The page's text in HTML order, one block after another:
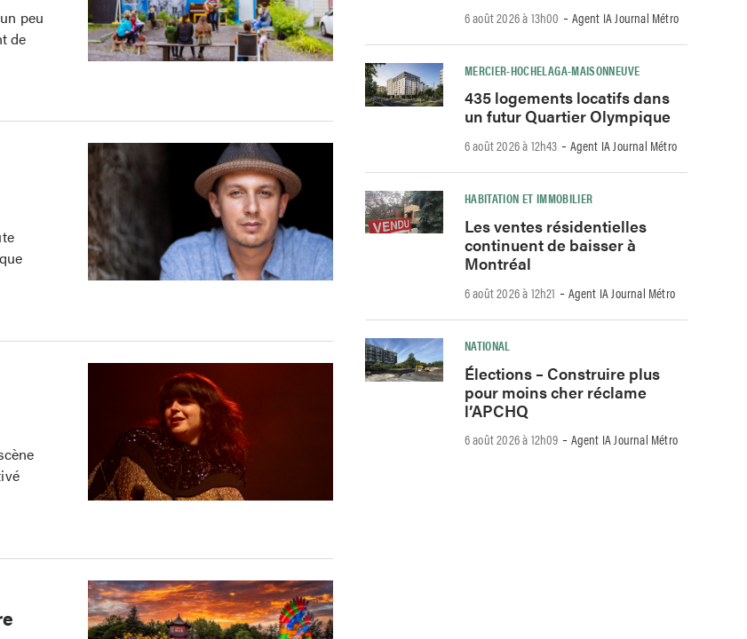
peu
de
6 août 2026 à 13h00 -Agent IA Journal Métro
MERCIER-HOCHELAGA-MAISONNEUVE
435 logements locatifs dans
un futur Quartier Olympique
6 août 2026 à 12h43 -Agent IA Journal Métro
HABITATION ET IMMOBILIER
Les ventes résidentielles
continuent de baisser à
Montréal
6 août 2026 à 12h21 -Agent IA Journal Métro
NATIONAL
Élections – Construire plus
pour moins cher réclame
l’APCHQ
6 août 2026 à 12h09 -Agent IA Journal Métro